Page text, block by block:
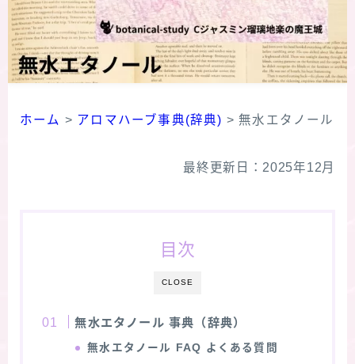
Cジャスミン瑠璃地楽の主な活動先リンク集
プロフィール
ホーム > アロマハーブ事典(辞典) >無水エタノール
最終更新日：2025年12月
CLOSE
目次
無水エタノール 事典（辞典）
無水エタノール FAQ よくある質問